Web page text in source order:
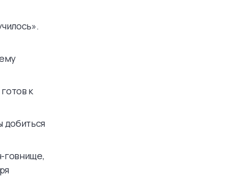
к
добиться
говнище,